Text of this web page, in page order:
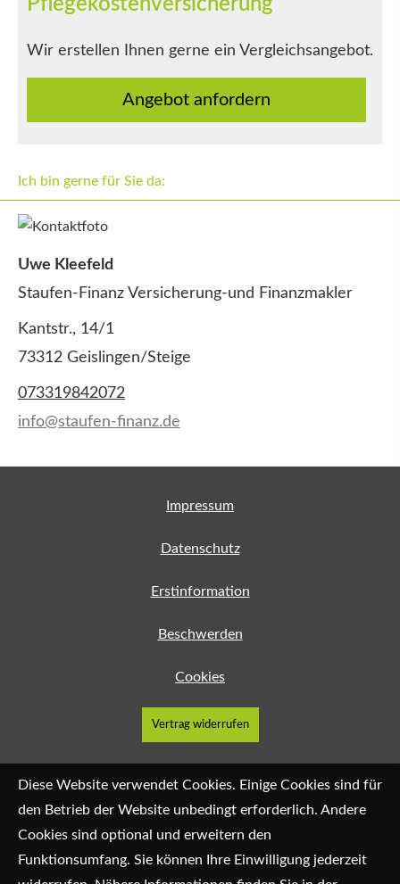
Wir erstellen Ihnen gerne ein Vergleichsangebot.
An­ge­bot an­for­dern
Ich bin gerne für Sie da:
Uwe Kleefeld
Staufen-Finanz Versicherung-und Finanzmakler
Kantstr., 14/1
73312 Geislingen/Steige
073319842072
info@staufen-finanz.de
Impressum
Datenschutz
Erstinformation
Beschwerden
Cookies
Vertrag widerrufen
Diese Website verwendet Cookies. Einige Cookies sind für
den Betrieb der Website unbedingt erforderlich. Andere
Cookies sind optional und erweitern den
Funktionsumfang. Sie können Ihre Einwilligung jederzeit